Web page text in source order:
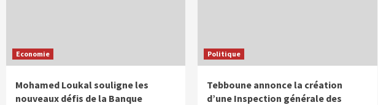
Economie
Mohamed Loukal souligne les
nouveaux défis de la Banque
Politique
Tebboune annonce la création
d’une Inspection générale des